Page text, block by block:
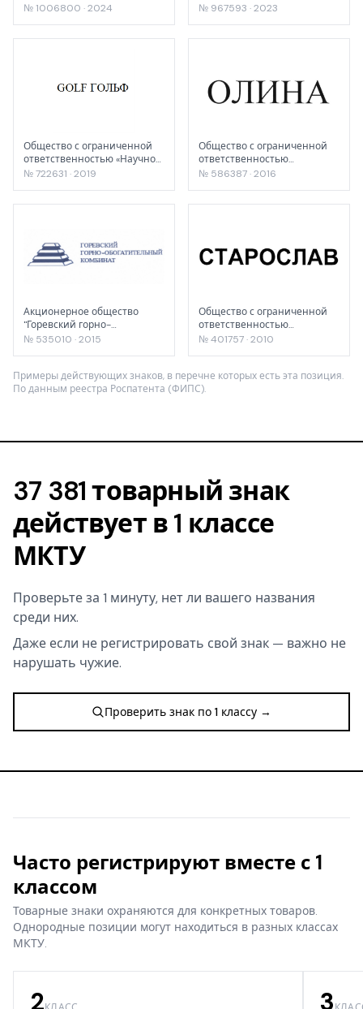
№ 1006800 · 2024
№ 967593 · 2023
Общество с ограниченной
ответственностью «Научно-
производственное
№ 722631 · 2019
Общество с ограниченной
ответственностью
"Межрегиональная
№ 586387 · 2016
Акционерное общество
"Горевский горно-
обогатительный комбинат"
№ 535010 · 2015
Общество с ограниченной
ответственностью
"Старослав"
№ 401757 · 2010
Примеры действующих знаков, в перечне которых есть эта позиция.
По данным реестра Роспатента (ФИПС).
37 381 товарный знак
действует в 1 классе
МКТУ
Проверьте за 1 минуту, нет ли вашего названия
среди них.
Даже если не регистрировать свой знак — важно не
нарушать чужие.
Проверить знак по 1 классу →
Часто регистрируют вместе с 1
классом
Товарные знаки охраняются для конкретных товаров.
Однородные позиции могут находиться в разных классах
МКТУ.
2 3